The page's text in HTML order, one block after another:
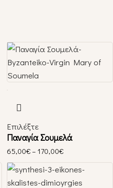
Επιλέξτε
Παναγία Σουμελά
65,00€– 170,00€